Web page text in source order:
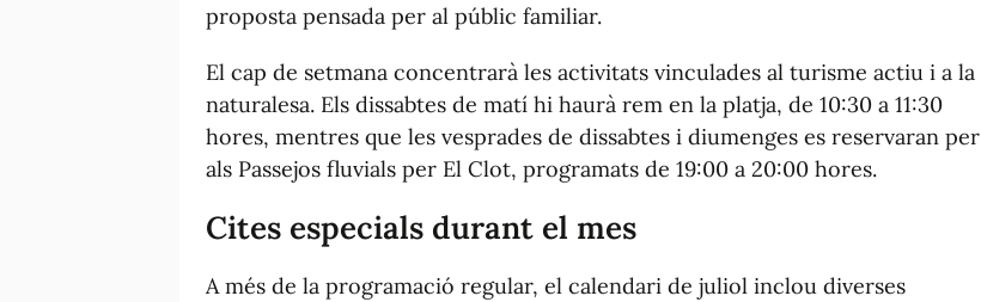
proposta pensada per al públic familiar.
El cap de setmana concentrarà les activitats vinculades al turisme actiu i a la
naturalesa. Els dissabtes de matí hi haurà rem en la platja, de 10:30 a 11:30
hores, mentres que les vesprades de dissabtes i diumenges es reservaran per
als Passejos fluvials per El Clot, programats de 19:00 a 20:00 hores.
Cites especials durant el mes
A més de la programació regular, el calendari de juliol inclou diverses